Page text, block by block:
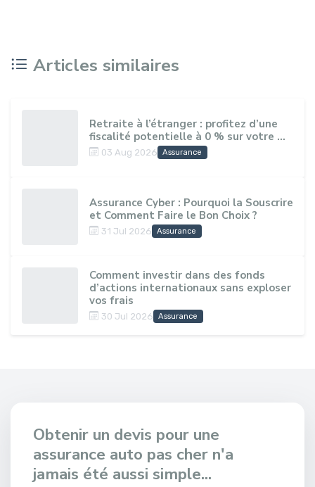
Articles similaires
Retraite à l’étranger : profitez d’une
fiscalité potentielle à 0 % sur votre ...
03 Aug 2026 Assurance
Assurance Cyber : Pourquoi la Souscrire
et Comment Faire le Bon Choix ?
31 Jul 2026 Assurance
Comment investir dans des fonds
d’actions internationaux sans exploser
vos frais
30 Jul 2026 Assurance
Obtenir un devis pour une
assurance auto pas cher n'a
jamais été aussi simple...